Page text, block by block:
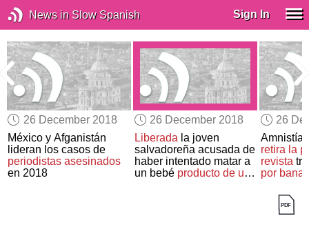
News in Slow Spanish Sign In
26 December 2018
México y Afganistán
lideran los casos de
periodistas asesinados
en 2018
26 December 2018
Liberadala joven
salvadoreña acusada de
haber intentado matar a
un bebé producto de una
26
Amnistía
retira la
revista
por